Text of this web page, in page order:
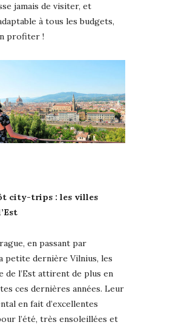
jamais de visiter, et
à tous les budgets,
profiter !
city-trips : les villes
en passant par
petite dernière Vilnius, les
de l’Est attirent de plus en
ces dernières années. Leur
en fait d’excellentes
l’été, très ensoleillées et